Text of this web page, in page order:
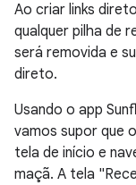
Ao criar links
qualquer pilha de
será removida e
direto.
Usando o app
vamos supor que
tela de início e
maçã. A tela